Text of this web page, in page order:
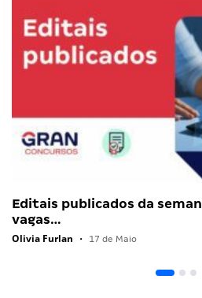
Editais publicados da
vagas…
Olivia Furlan • 17 de Maio